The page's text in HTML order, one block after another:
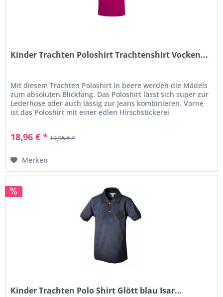
Kinder Trachten Poloshirt Trachtenshirt Vocken...
Mit diesem Trachten Poloshirt in beere werden die Mädels
zum absoluten Blickfang. Das Poloshirt lässt sich super zur
Lederhose oder auch lässig zur Jeans kombinieren. Vorne
ist das Poloshirt mit einer edlen Hirschstickerei
18,96 € * 19,95 € *
Merken
Kinder Trachten Polo Shirt Glött blau Isar...